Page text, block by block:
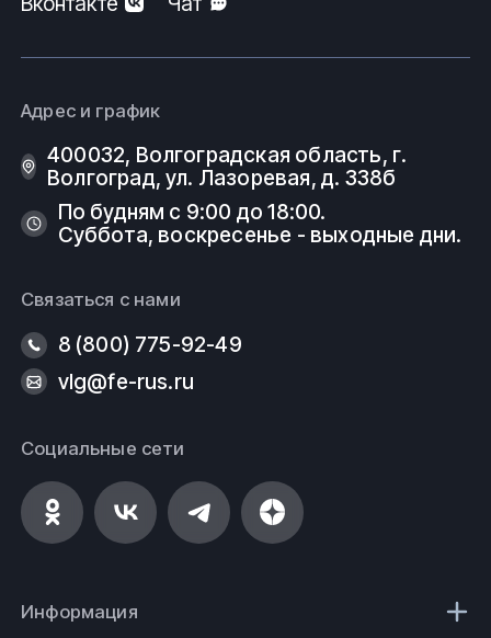
Адрес и график
400032, Волгоградская область, г.
Волгоград, ул. Лазоревая, д. 338б
По будням с 9:00 до 18:00.
Суббота, воскресенье - выходные дни.
Связаться с нами
8 (800) 775-92-49
vlg@fe-rus.ru
Социальные сети
Информация